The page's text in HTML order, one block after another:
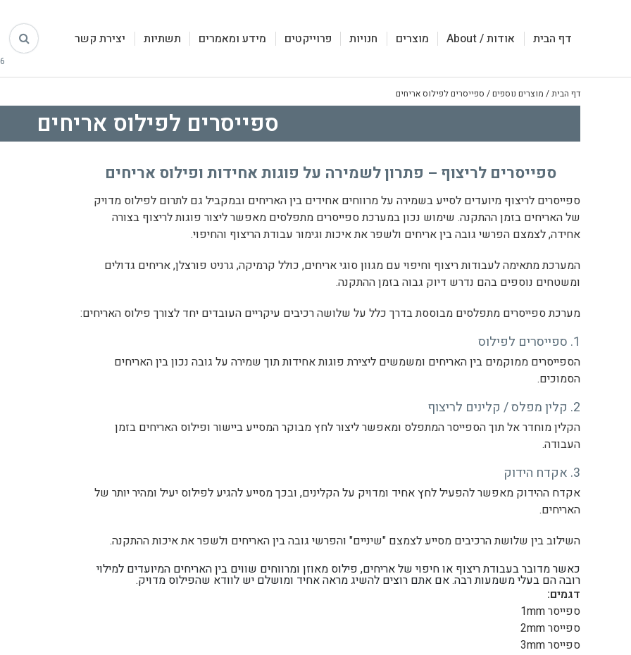
דף הבית אודות / About מוצרים חנויות פרוייקטים מידע ומאמרים תשתיות יצירת קשר
דף הבית/ מוצרים נוספים/ ספייסרים לפילוס אריחים
ספייסרים לפילוס אריחים
ספייסרים לריצוף – פתרון לשמירה על פוגות אחידות ופילוס אריחים
ספייסרים לריצוף מיועדים לסייע בשמירה על מרווחים אחידים בין האריחים ובמקביל גם לתרום לפילוס מדויק
של האריחים בזמן ההתקנה. שימוש נכון במערכת ספייסרים מתפלסים מאפשר ליצור פוגות לריצוף בצורה
אחידה, לצמצם הפרשי גובה בין אריחים ולשפר את איכות וגימור עבודת הריצוף והחיפוי.
המערכת מתאימה לעבודות ריצוף וחיפוי עם מגוון סוגי אריחים, כולל קרמיקה, גרניט פורצלן, אריחים גדולים
ומשטחים נוספים בהם נדרש דיוק גבוה בזמן ההתקנה.
מערכת ספייסרים מתפלסים מבוססת בדרך כלל על שלושה רכיבים עיקריים העובדים יחד לצורך פילוס האריחים:
1. ספייסרים לפילוס
הספייסרים ממוקמים בין האריחים ומשמשים ליצירת פוגות אחידות תוך שמירה על גובה נכון בין האריחים
הסמוכים.
2. קלין מפלס / קלינים לריצוף
הקלין מוחדר אל תוך הספייסר המתפלס ומאפשר ליצור לחץ מבוקר המסייע ביישור ופילוס האריחים בזמן
העבודה.
3. אקדח הידוק
אקדח ההידוק מאפשר להפעיל לחץ אחיד ומדויק על הקלינים, ובכך מסייע להגיע לפילוס יעיל ומהיר יותר של
האריחים.
השילוב בין שלושת הרכיבים מסייע לצמצם "שיניים" והפרשי גובה בין האריחים ולשפר את איכות ההתקנה.
כאשר מדובר בעבודת ריצוף או חיפוי של אריחים, פילוס מאוזן ומרווחים שווים בין האריחים המיועדים למילוי
רובה הם בעלי משמעות רבה. אם אתם רוצים להשיג מראה אחיד ומושלם יש לוודא שהפילוס מדויק.
דגמים:
ספייסר 1mm
ספייסר 2mm
ספייסר 3mm